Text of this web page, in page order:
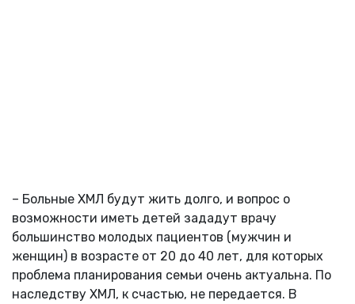
– Больные ХМЛ будут жить долго, и вопрос о
возможности иметь детей зададут врачу
большинство молодых пациентов (мужчин и
женщин) в возрасте от 20 до 40 лет, для которых
проблема планирования семьи очень актуальна. По
наследству ХМЛ, к счастью, не передается. В